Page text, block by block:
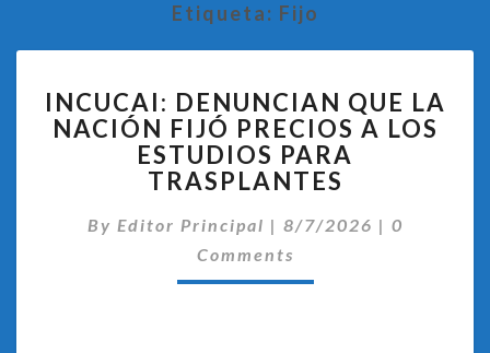
Etiqueta: Fijo
DENUNCIAN
QUE
LA
NACIÓN
PRECIOS
A
INCUCAI: DENUNCIAN QUE LA
NACIÓN FIJÓ PRECIOS A LOS
ESTUDIOS PARA
TRASPLANTES
By Editor Principal | 8/7/2026 | 0
Comments